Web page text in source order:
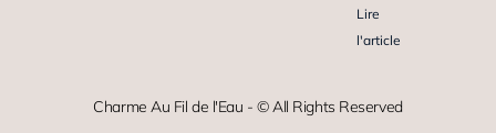
Lire
l'article
Charme Au Fil de l'Eau - © All Rights Reserved